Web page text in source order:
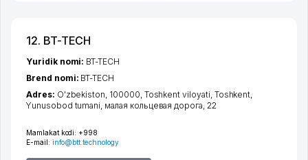
12. BT-TECH
Mamlakat kodi: +998
E-mail: info@btt.technology
Yuridik nomi: BT-TECH
Brend nomi: BT-TECH
Adres: O'zbekiston, 100000, Toshkent viloyati, Toshkent,
Yunusobod tumani, малая кольцевая дорога, 22